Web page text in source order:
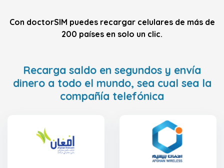
Con doctorSIM puedes recargar celulares de más de
200 países en solo un clic.
Recarga saldo en segundos y envía
dinero a todo el mundo, sea cual sea la
compañía telefónica